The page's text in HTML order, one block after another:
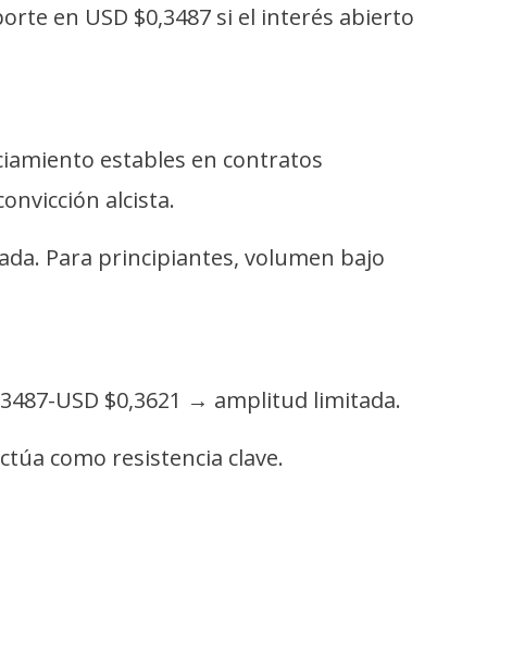
en USD $0,3487 si el interés abierto
estables en contratos
alcista.
Para principiantes, volumen bajo
USD $0,3621 → amplitud limitada.
como resistencia clave.